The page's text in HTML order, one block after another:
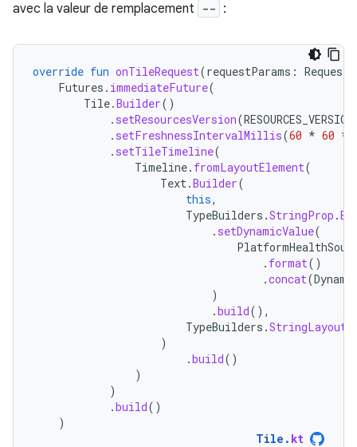
avec la valeur de remplacement
-- :
override fun onTileRequest(requestParams :
Futures . immediateFuture(
Tile.Builder()
. setResourcesVersion(RESOURCES_VERSION
. setFreshnessIntervalMillis(60 * 60 *
. setTileTimeline(
Timeline. fromLayoutElement(
Text.Builder(
this,
TypeBuilders .StringProp .
. setDynamicValue(
. format()
.concat(
)
.build(),
TypeBuilders .
)
.build()
)
)
.build()
)
Tile . kt